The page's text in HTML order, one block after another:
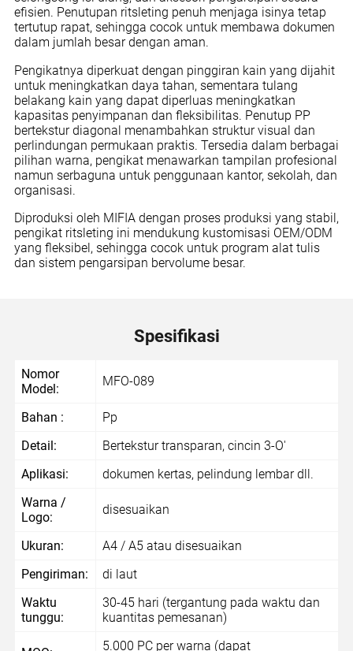
efisien. Penutupan ritsleting penuh menjaga isinya tetap
tertutup rapat, sehingga cocok untuk membawa dokumen
dalam jumlah besar dengan aman.
Pengikatnya diperkuat dengan pinggiran kain yang dijahit
untuk meningkatkan daya tahan, sementara tulang
belakang kain yang dapat diperluas meningkatkan
kapasitas penyimpanan dan fleksibilitas. Penutup PP
bertekstur diagonal menambahkan struktur visual dan
perlindungan permukaan praktis. Tersedia dalam berbagai
pilihan warna, pengikat menawarkan tampilan profesional
namun serbaguna untuk penggunaan kantor, sekolah, dan
organisasi.
Diproduksi oleh MIFIA dengan proses produksi yang stabil,
pengikat ritsleting ini mendukung kustomisasi OEM/ODM
yang fleksibel, sehingga cocok untuk program alat tulis
dan sistem pengarsipan bervolume besar.
Spesifikasi
Nomor
Model:
MFO-089
Bahan :
Pp
Detail:
Bertekstur transparan, cincin 3-O'
Aplikasi:
dokumen kertas, pelindung lembar dll.
Warna /
Logo:
disesuaikan
Ukuran:
A4 / A5 atau disesuaikan
Pengiriman:
di laut
Waktu
tunggu:
30-45 hari (tergantung pada waktu dan
kuantitas pemesanan)
5.000 PC per warna (dapat